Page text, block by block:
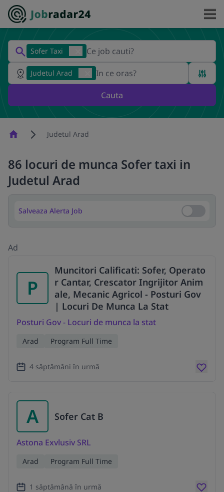
Sofer Taxi
Judetul Arad
Cauta
HomepageJudetul Arad
86 locuri de munca Sofer taxi in
Judetul Arad
Salveaza Alerta Job Salveaza
Ad
P
Muncitori Calificati: Sofer, Operato
r Cantar, Crescator Ingrijitor Anim
ale, Mecanic Agricol - Posturi Gov
| Locuri De Munca La Stat
Posturi Gov - Locuri de munca la stat
Arad Program Full Time
4 săptămâni în urmă
A Sofer Cat B
Astona Exvlusiv SRL
Arad Program Full Time
1 săptămână în urmă